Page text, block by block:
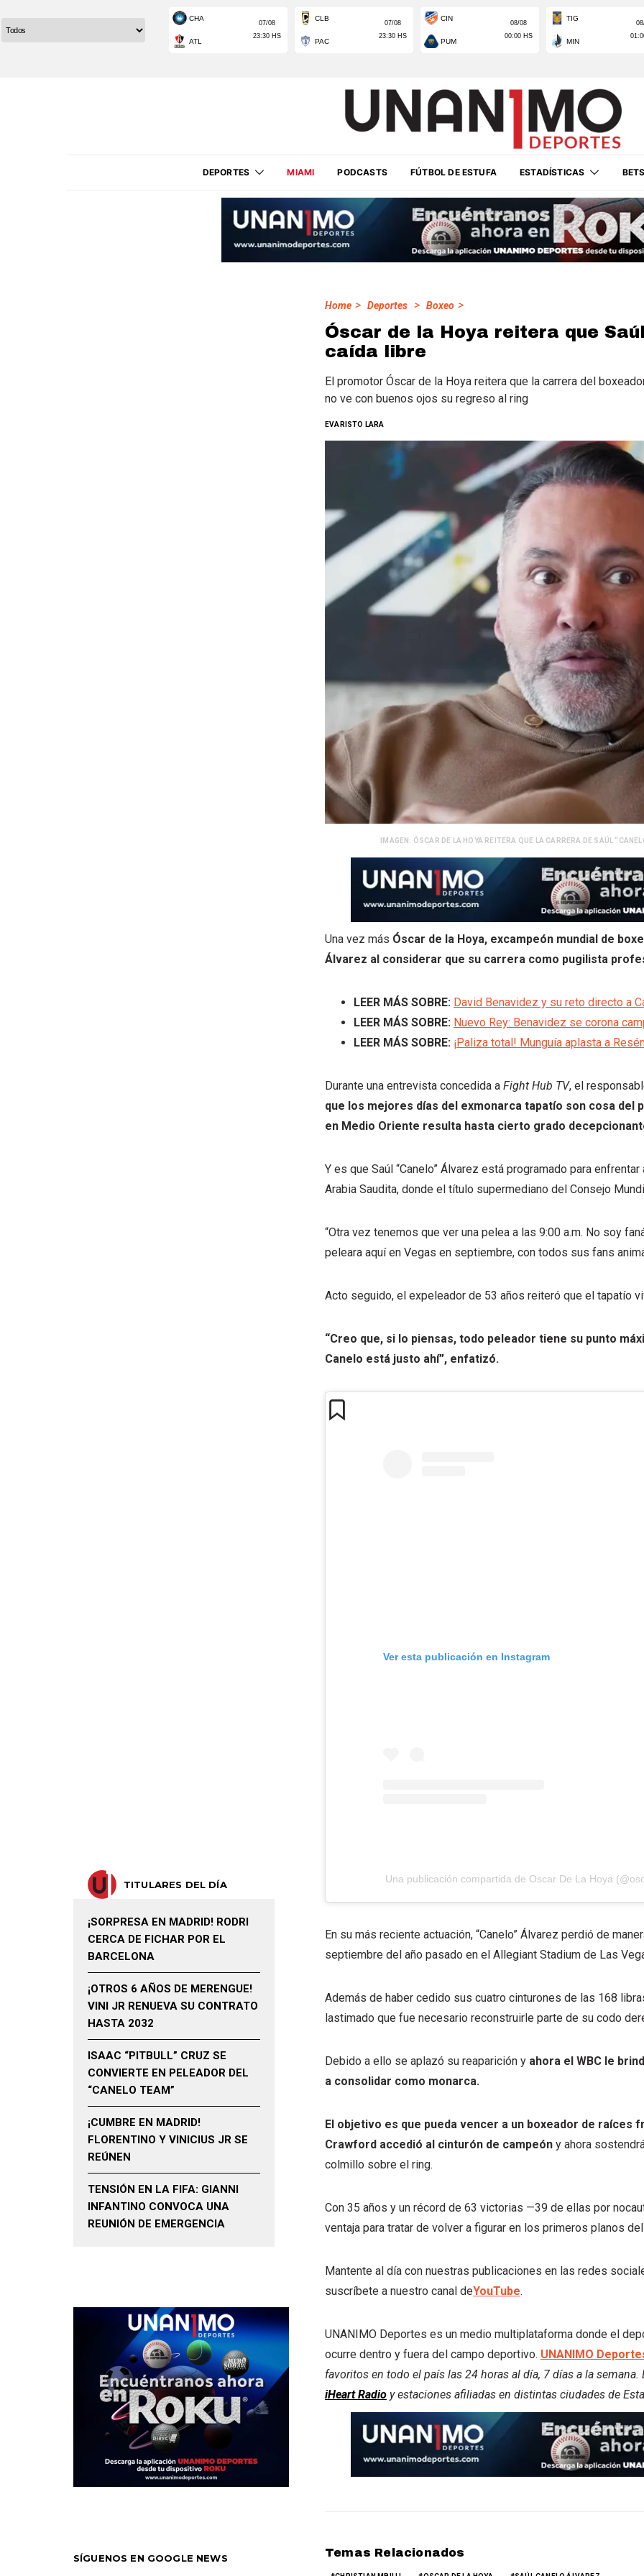
DEPORTES MIAMI PODCASTS FÚTBOL DE ESTUFA ESTADÍSTICAS BETS
Home > Deportes > Boxeo >
Óscar de la Hoya reitera que
caída libre
El promotor Óscar de la Hoya reitera que la carrera del
no ve con buenos ojos su regreso al ring
EVARISTO LARA
IMAGEN: ÓSCAR DE LA HOYA REITERA QUE LA CARRERA DE SAÚL
Una vez más Óscar de la Hoya, excampeón mundial de
Álvarez al considerar que su carrera como pugilista
LEER MÁS SOBRE: David Benavidez y su reto directo a
LEER MÁS SOBRE: Nuevo Rey: Benavidez se corona
LEER MÁS SOBRE: ¡Paliza total! Munguía aplasta a
Durante una entrevista concedida a Fight Hub TV, el
que los mejores días del exmonarca tapatío son cosa
en Medio Oriente resulta hasta cierto grado
Y es que Saúl “Canelo” Álvarez está programado para
Arabia Saudita, donde el título supermediano del Consejo
“Otra vez tenemos que ver una pelea a las 9:00 a.m. No soy
peleara aquí en Vegas en septiembre, con todos sus fans
Acto seguido, el expeleador de 53 años reiteró que el tapatío
“Creo que, si lo piensas, todo peleador tiene su punto
Canelo está justo ahí”, enfatizó.
Ver esta publicación en Instagram
Una publicación compartida de Oscar De La Hoya
En su más reciente actuación, “Canelo” Álvarez perdió de
septiembre del año pasado en el Allegiant Stadium de Las
Además de haber cedido sus cuatro cinturones de las 168
lastimado que fue necesario reconstruirle parte de su codo
Debido a ello se aplazó su reaparición y ahora el WBC le
a consolidar como monarca.
El objetivo es que pueda vencer a un boxeador de
Crawford accedió al cinturón de campeón y ahora
colmillo sobre el ring.
Con 35 años y un récord de 63 victorias —39 de ellas por
ventaja para tratar de volver a figurar en los primeros planos
Mantente al día con nuestras publicaciones en las redes
suscríbete a nuestro canal deYouTube.
UNANIMO Deportes es un medio multiplataforma donde el
ocurre dentro y fuera del campo deportivo. UNANIMO
favoritos en todo el país las 24 horas al día, 7 días a la
iHeart Radio y estaciones afiliadas en distintas ciudades de
Temas Relacionados
TITULARES DEL DÍA
¡SORPRESA EN MADRID! RODRI
CERCA DE FICHAR POR EL
BARCELONA
¡OTROS 6 AÑOS DE MERENGUE!
VINI JR RENUEVA SU CONTRATO
HASTA 2032
ISAAC “PITBULL” CRUZ SE
CONVIERTE EN PELEADOR DEL
“CANELO TEAM”
¡CUMBRE EN MADRID!
FLORENTINO Y VINICIUS JR SE
REÚNEN
TENSIÓN EN LA FIFA: GIANNI
INFANTINO CONVOCA UNA
REUNIÓN DE EMERGENCIA
SÍGUENOS EN GOOGLE NEWS